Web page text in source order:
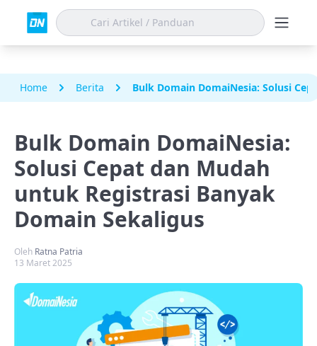
Home Berita Bulk Domain DomaiNesia: Solusi
Bulk Domain DomaiNesia:
Solusi Cepat dan Mudah
untuk Registrasi Banyak
Domain Sekaligus
Oleh Ratna Patria
13 Maret 2025